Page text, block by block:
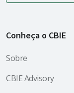
Conheça o CBIE
Sobre
CBIE Advisory